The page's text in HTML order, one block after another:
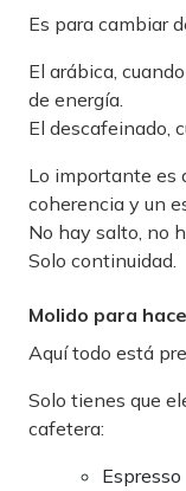
Es para cambiar
El arábica,
de energía.
El descafeinado,
Lo importante es
coherencia y un
No hay salto, no
Solo continuidad.
Molido para
Aquí todo está
Solo tienes que
cafetera:
Espresso